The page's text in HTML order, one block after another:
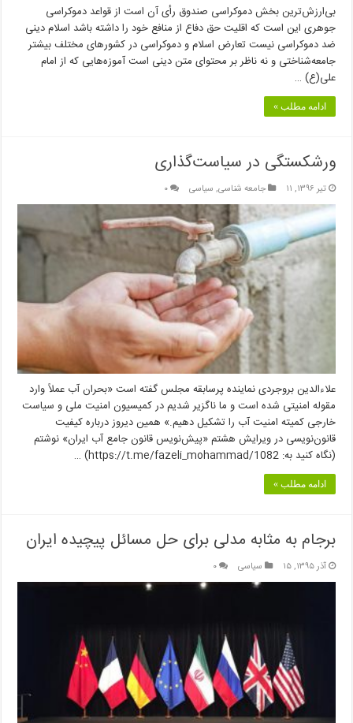
بی‌ارزش‌ترین بخش دموکراسی صندوق رأی آن است از قواعد دموکراسی
جوهری این است که اقلیت حق دفاع از منافع خود را داشته باشد اسلام دینی
ضد دموکراسی نیست تعارض اسلام و دموکراسی در کشورهای مختلف بیشتر
جامعه‌شناختی و نه ناظر بر محتوای متن دینی است آموزه‌هایی که از امام
علی(ع) …
ادامه مطلب »
ورشکستگی در سیاست‌گذاری
تیر ۱۳۹۶, ۱۱ جامعه شناسی, سیاسی ۰
علاءالدین بروجردی نماینده پرسابقه مجلس گفته است «بحران آب عملاً وارد
مقوله امنیتی شده است و ما ناگزیر شدیم در کمیسیون امنیت ملی و سیاست
خارجی کمیته امنیت آب را تشکیل دهیم.» همین دیروز درباره کیفیت
قانون‌نویسی در ویرایش هشتم «پیش‌نویس قانون جامع آب ایران» نوشتم
(نگاه کنید به: https://t.me/fazeli_mohammad/1082) …
ادامه مطلب »
برجام به مثابه مدلی برای حل مسائل پیچیده ایران
آذر ۱۳۹۵, ۱۵ سیاسی ۰